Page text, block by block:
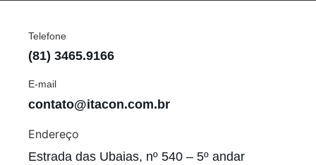
Telefone
(81) 3465.9166
E-mail
contato@itacon.com.br
Endereço
Estrada das Ubaias, nº 540 – 5º andar